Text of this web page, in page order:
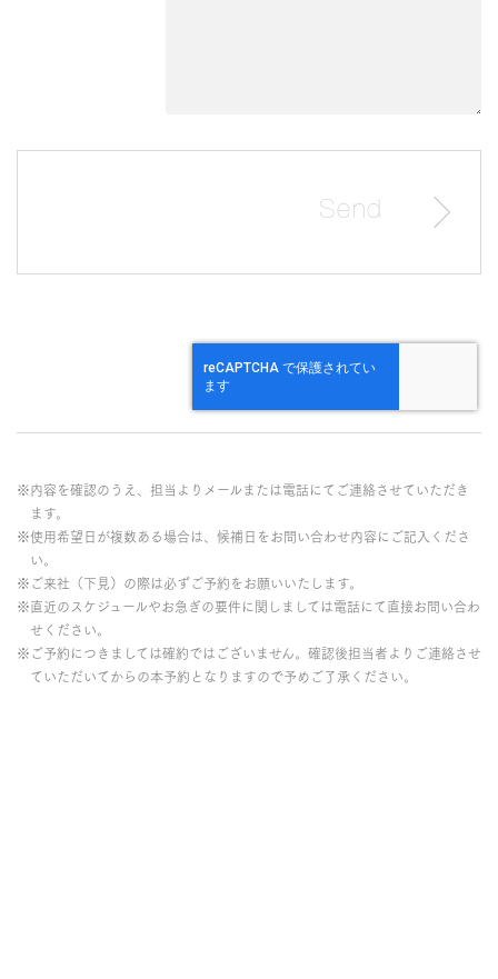
※内容を確認のうえ、担当よりメールまたは電話にてご連絡させていただき
ます。
※使用希望日が複数ある場合は、候補日をお問い合わせ内容にご記入くださ
い。
※ご来社（下見）の際は必ずご予約をお願いいたします。
※直近のスケジュールやお急ぎの要件に関しましては電話にて直接お問い合わ
せください。
※ご予約につきましては確約ではございません。確認後担当者よりご連絡させ
ていただいてからの本予約となりますので予めご了承ください。